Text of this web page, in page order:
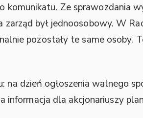
komunikatu. Ze sprawozdania
zarząd był jednoosobowy. W
pozostały te same osoby.
dzień ogłoszenia walnego
informacja dla akcjonariuszy